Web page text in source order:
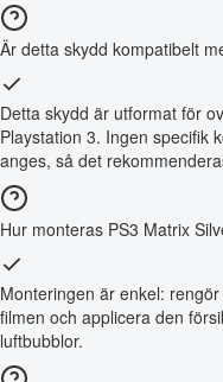
Är detta skydd kompatibelt
Detta skydd är utformat för
Playstation 3. Ingen specifik
anges, så det
Hur monteras PS3 Matrix
Monteringen är enkel:
filmen och applicera den
luftbubblor.